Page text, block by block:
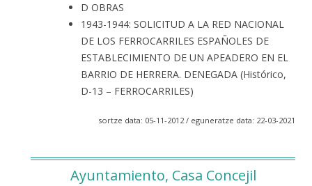
D OBRAS
1943-1944: SOLICITUD A LA RED NACIONAL
DE LOS FERROCARRILES ESPAÑOLES DE
ESTABLECIMIENTO DE UN APEADERO EN EL
BARRIO DE HERRERA. DENEGADA (Histórico,
D-13 – FERROCARRILES)
sortze data: 05-11-2012 / eguneratze data: 22-03-2021
Ayuntamiento, Casa Concejil